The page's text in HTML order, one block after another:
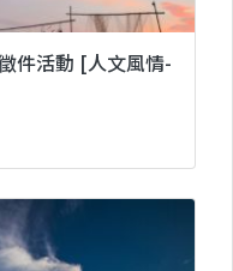
件活動 [人文風情-